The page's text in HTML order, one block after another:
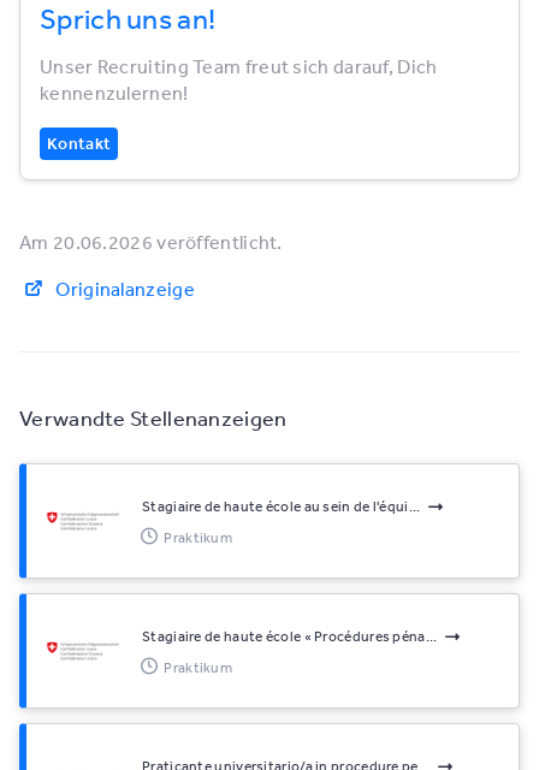
Verwandte Stellenanzeigen
Stagiaire de haute école au sein de l'équi...
Praktikum
Stagiaire de haute école « Procédures péna...
Praktikum
Sprich uns an!
Unser Recruiting Team freut sich darauf, Dich
kennenzulernen!
Kontakt
Am 20.06.2026 veröffentlicht.
Originalanzeige